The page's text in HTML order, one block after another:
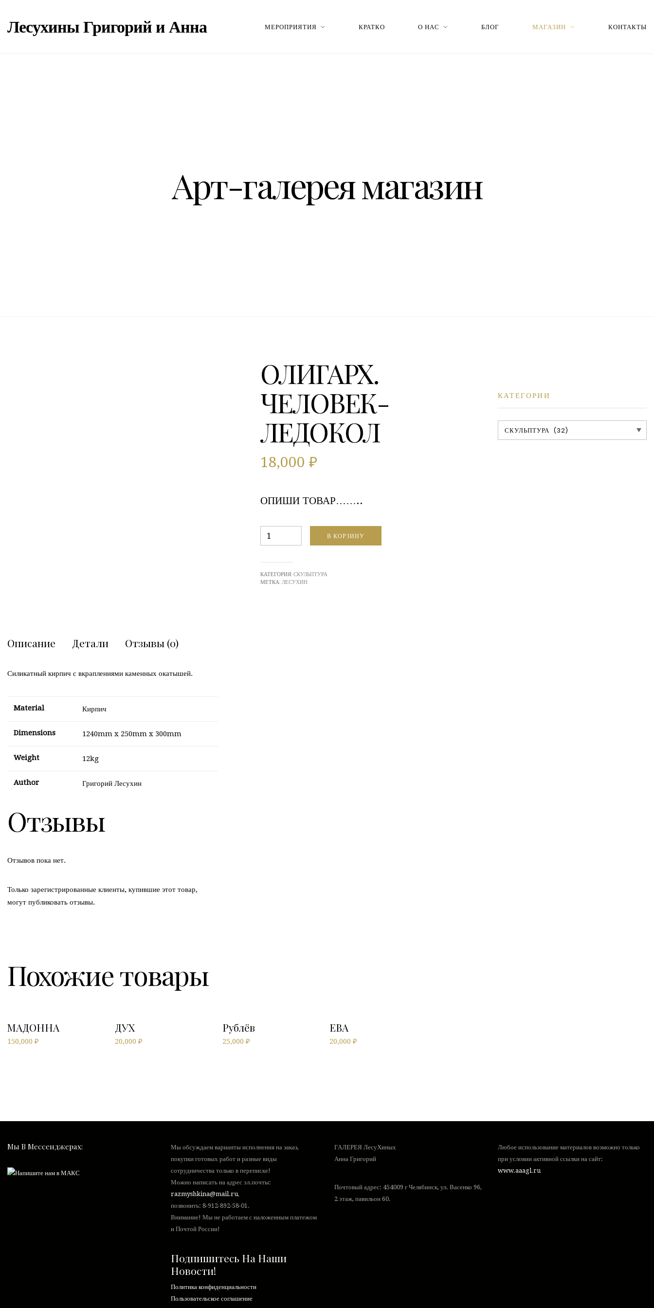
Лесухины Григорий и Анна МЕРОПРИЯТИЯ КРАТКО О НАС БЛОГ МАГАЗИН КОНТАКТЫ
Арт-галерея магазин
ОЛИГАРХ.
ЧЕЛОВЕК-
ЛЕДОКОЛ
18,000 ₽
ОПИШИ ТОВАР……..
Количество
ОЛИГАРХ.
ЛЕДОКОЛ
В КОРЗИНУ
КАТЕГОРИЯ:СКУЛЬПТУРА
МЕТКА:ЛЕСУХИН
Описание Детали Отзывы (0)
Силикатный кирпич с вкраплениями каменных окатышей.
Material Кирпич
Dimensions 1240mm x 250mm x 300mm
Weight 12kg
Author Григорий Лесухин
Отзывы
Отзывов пока нет.
Только зарегистрированные клиенты, купившие этот товар,
могут публиковать отзывы.
Похожие товары
МАДОННА
150,000 ₽
ДУХ
20,000 ₽
Рублёв
25,000 ₽
ЕВА
20,000₽
КАТЕГОРИИ
Мы В Мессенджерах:
Мы обсуждаем варианты исполнения на заказ,
покупки готовых работ и разные виды
сотрудничества только в переписке!
Можно написать на адрес эл.почты:
razmyshkina@mail.ru,
позвонить: 8-912-892-58-01.
Внимание! Мы не работаем с наложенным платежом
и Почтой России!
Подпишитесь На Наши
Новости!
Политика конфиденциальности
Пользовательское соглашение
ГАЛЕРЕЯ ЛесуХиных
Анна Григорий
Почтовый адрес: 454009 г Челябинск, ул. Васенко 96,
2 этаж, павильон 60.
Любое использование материалов возможно только
при условии активной ссылки на сайт:
www.aaagl.ru